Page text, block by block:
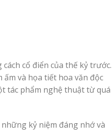
cổ điển của thế kỷ trước.
và họa tiết hoa văn độc
tác phẩm nghệ thuật từ quá
kỷ niệm đáng nhớ và